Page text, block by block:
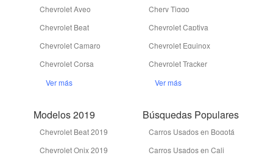
Chevrolet Aveo
Chevrolet Beat
Chevrolet Camaro
Chevrolet Corsa
Ver más
Chery Tiggo
Chevrolet Captiva
Chevrolet Equinox
Chevrolet Tracker
Ver más
Modelos 2019
Chevrolet Beat 2019
Chevrolet Onix 2019
Búsquedas Populares
Carros Usados en Bogotá
Carros Usados en Cali